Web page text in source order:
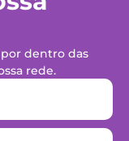
dentro das
rede.